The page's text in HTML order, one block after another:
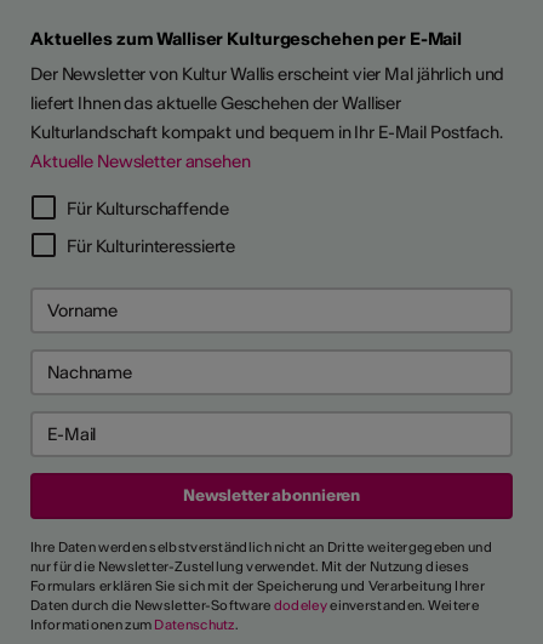
Aktuelles zum Walliser Kulturgeschehen per E-Mail
Der Newsletter von Kultur Wallis erscheint vier Mal jährlich und
liefert Ihnen das aktuelle Geschehen der Walliser
Kulturlandschaft kompakt und bequem in Ihr E-Mail Postfach.
Aktuelle Newsletter ansehen
Für Kulturschaffende
Für Kulturinteressierte
Ihre Daten werden selbstverständlich nicht an Dritte weitergegeben und
nur für die Newsletter-Zustellung verwendet. Mit der Nutzung dieses
Formulars erklären Sie sich mit der Speicherung und Verarbeitung Ihrer
Daten durch die Newsletter-Software dodeleyeinverstanden. Weitere
Informationen zum Datenschutz.